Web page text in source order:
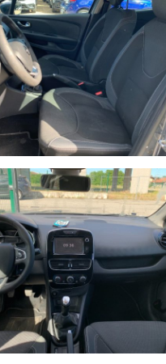
segnalati
pertanto